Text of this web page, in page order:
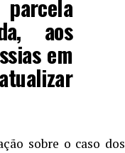
aos
em
sobre o caso dos